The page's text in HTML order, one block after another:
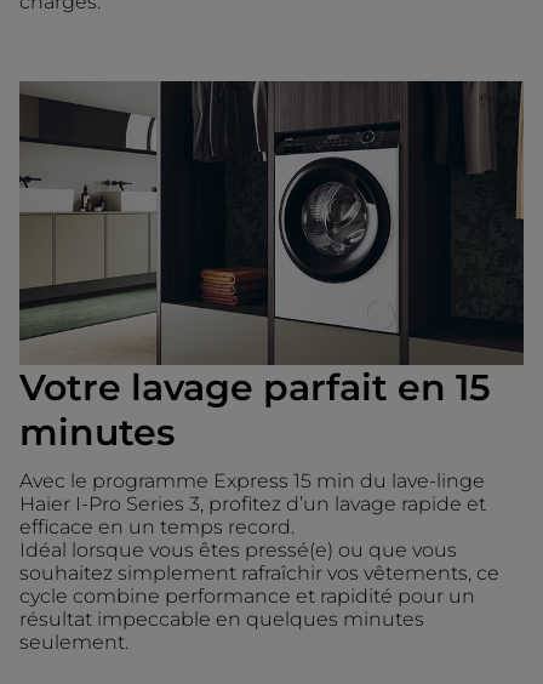
Votre lavage parfait en 15
minutes
Avec le programme Express 15 min du lave-linge
Haier I-Pro Series 3, profitez d’un lavage rapide et
efficace en un temps record.
Idéal lorsque vous êtes pressé(e) ou que vous
souhaitez simplement rafraîchir vos vêtements, ce
cycle combine performance et rapidité pour un
résultat impeccable en quelques minutes
seulement.